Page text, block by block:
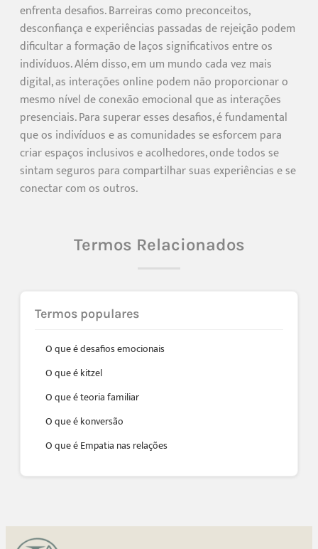
enfrenta desafios. Barreiras como preconceitos,
desconfiança e experiências passadas de rejeição podem
dificultar a formação de laços significativos entre os
indivíduos. Além disso, em um mundo cada vez mais
digital, as interações online podem não proporcionar o
mesmo nível de conexão emocional que as interações
presenciais. Para superar esses desafios, é fundamental
que os indivíduos e as comunidades se esforcem para
criar espaços inclusivos e acolhedores, onde todos se
sintam seguros para compartilhar suas experiências e se
conectar com os outros.
Termos Relacionados
Termos populares
O que é desafios emocionais
O que é kitzel
O que é teoria familiar
O que é konversão
O que é Empatia nas relações